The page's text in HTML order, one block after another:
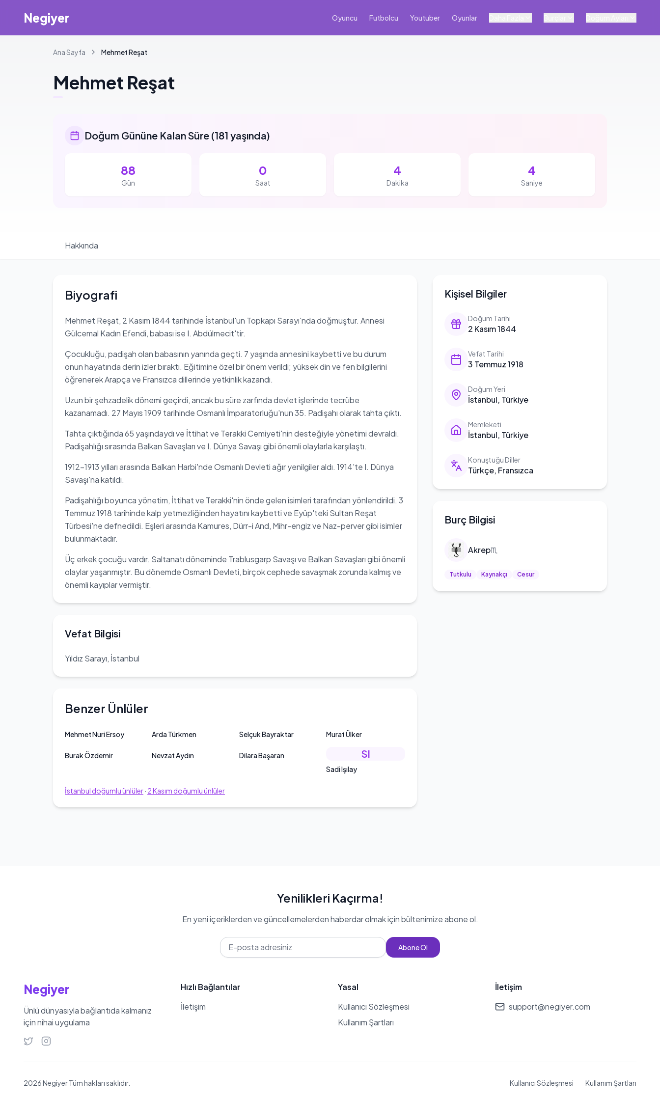
Negiyer Oyuncu Futbolcu Youtuber Oyunlar
Ana Sayfa MehmetReşat
Mehmet Reşat
Doğum Gününe Kalan Süre (181 yaşında)
88
Gün
0
Saat
4
Dakika
3
Saniye
Hakkında
Kişisel Bilgiler
Doğum Tarihi
2 Kasım 1844
Vefat Tarihi
3 Temmuz 1918
Doğum Yeri
İstanbul, Türkiye
Memleketi
İstanbul, Türkiye
Konuştuğu Diller
Türkçe, Fransızca
Burç Bilgisi
Akrep♏
Tutkulu Kaynakçı Cesur
Biyografi
Mehmet Reşat, 2 Kasım 1844 tarihinde İstanbul'un Topkapı Sarayı'nda doğmuştur. Annesi
Gülcemal Kadın Efendi, babası ise I. Abdülmecit'tir.
Çocukluğu, padişah olan babasının yanında geçti. 7 yaşında annesini kaybetti ve bu durum
onun hayatında derin izler bıraktı. Eğitimine özel bir önem verildi; yüksek din ve fen bilgilerini
öğrenerek Arapça ve Fransızca dillerinde yetkinlik kazandı.
Uzun bir şehzadelik dönemi geçirdi, ancak bu süre zarfında devlet işlerinde tecrübe
kazanamadı. 27 Mayıs 1909 tarihinde Osmanlı İmparatorluğu'nun 35. Padişahı olarak tahta çıktı.
Tahta çıktığında 65 yaşındaydı ve İttihat ve Terakki Cemiyeti'nin desteğiyle yönetimi devraldı.
Padişahlığı sırasında Balkan Savaşları ve I. Dünya Savaşı gibi önemli olaylarla karşılaştı.
1912-1913 yılları arasında Balkan Harbi'nde Osmanlı Devleti ağır yenilgiler aldı. 1914'te I. Dünya
Savaşı'na katıldı.
Padişahlığı boyunca yönetim, İttihat ve Terakki'nin önde gelen isimleri tarafından yönlendirildi. 3
Temmuz 1918 tarihinde kalp yetmezliğinden hayatını kaybetti ve Eyüp'teki Sultan Reşat
Türbesi'ne defnedildi. Eşleri arasında Kamures, Dürr-i And, Mihr-engiz ve Naz-perver gibi isimler
bulunmaktadır.
Üç erkek çocuğu vardır. Saltanatı döneminde Trablusgarp Savaşı ve Balkan Savaşları gibi önemli
olaylar yaşanmıştır. Bu dönemde Osmanlı Devleti, birçok cephede savaşmak zorunda kalmış ve
önemli kayıplar vermiştir.
Vefat Bilgisi
Yıldız Sarayı, İstanbul
Benzer Ünlüler
Mehmet Nuri Ersoy Arda Türkmen Selçuk Bayraktar Murat Ülker
Burak Özdemir Nevzat Aydın Dilara Başaran SI
Sadi Işılay
İstanbul doğumlu ünlüler· 2Kasım doğumlu ünlüler
Yenilikleri Kaçırma!
En yeni içeriklerden ve güncellemelerden haberdar olmak için bültenimize abone ol.
Abone Ol
Negiyer
Ünlü dünyasıyla bağlantıda kalmanız
için nihai uygulama
Hızlı Bağlantılar
İletişim
Yasal
Kullanıcı Sözleşmesi
Kullanım Şartları
İletişim
support@negiyer.com
2026 Negiyer Tüm hakları saklıdır. Kullanıcı Sözleşmesi Kullanım Şartları